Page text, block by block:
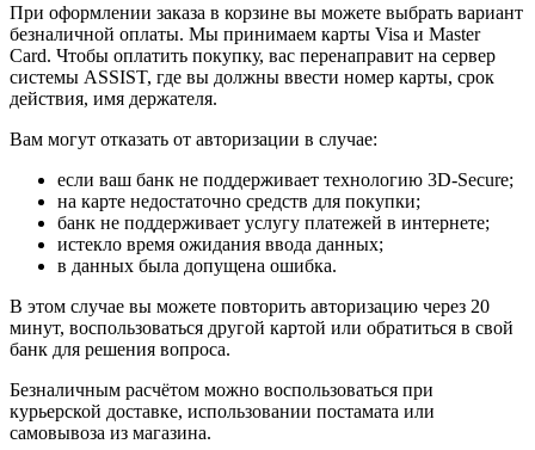
При оформлении заказа в корзине вы можете выбрать вариант
безналичной оплаты. Мы принимаем карты Visa и Master
Card. Чтобы оплатить покупку, вас перенаправит на сервер
системы ASSIST, где вы должны ввести номер карты, срок
действия, имя держателя.
Вам могут отказать от авторизации в случае:
если ваш банк не поддерживает технологию 3D-Secure;
на карте недостаточно средств для покупки;
банк не поддерживает услугу платежей в интернете;
истекло время ожидания ввода данных;
в данных была допущена ошибка.
В этом случае вы можете повторить авторизацию через 20
минут, воспользоваться другой картой или обратиться в свой
банк для решения вопроса.
Безналичным расчётом можно воспользоваться при
курьерской доставке, использовании постамата или
самовывоза из магазина.